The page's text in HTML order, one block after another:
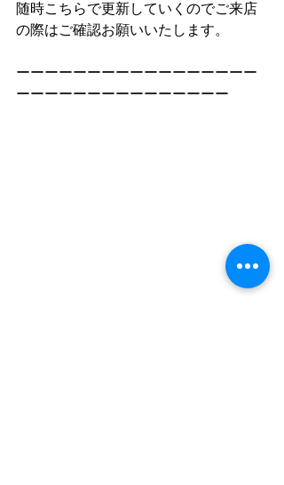
随時こちらで更新していくのでご来店
の際はご確認お願いいたします。
ーーーーーーーーーーーーーーーーー
ーーーーーーーーーーーーーーー